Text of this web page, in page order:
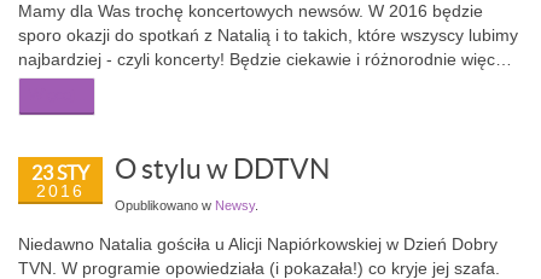
Mamy dla Was trochę koncertowych newsów. W 2016 będzie
sporo okazji do spotkań z Natalią i to takich, które wszyscy lubimy
najbardziej - czyli koncerty! Będzie ciekawie i różnorodnie więc…
23 STY
2016
O stylu w DDTVN
Opublikowano w Newsy.
Niedawno Natalia gościła u Alicji Napiórkowskiej w Dzień Dobry
TVN. W programie opowiedziała (i pokazała!) co kryje jej szafa.